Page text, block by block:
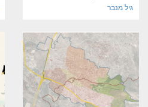
גיל מנבר